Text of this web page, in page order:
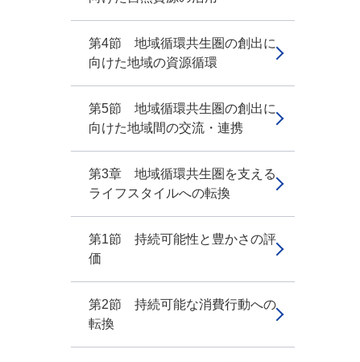
第4節 地域循環共生圏の創出に
向けた地域の資源循環
第5節 地域循環共生圏の創出に
向けた地域間の交流・連携
第3章 地域循環共生圏を支える
ライフスタイルへの転換
第1節 持続可能性と豊かさの評
価
第2節 持続可能な消費行動への
転換